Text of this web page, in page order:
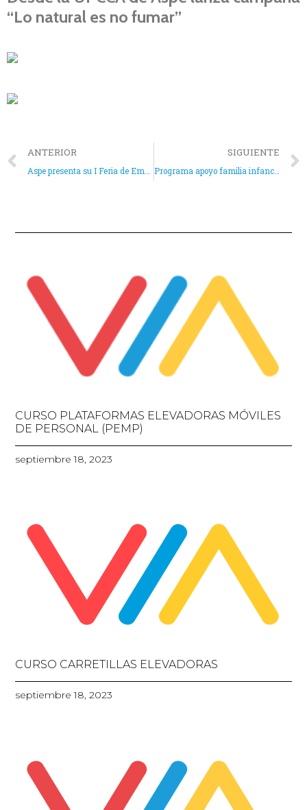
“Lo natural es no fumar”
ANTERIOR
Aspe presenta su I Feria de Empleo y Formación Virtual
SIGUIENTE
Programa apoyo familia infancia. Periodo estival
CURSO PLATAFORMAS ELEVADORAS MÓVILES
DE PERSONAL (PEMP)
septiembre 18, 2023
CURSO CARRETILLAS ELEVADORAS
septiembre 18, 2023